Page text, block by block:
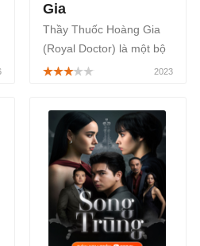
Gia
Thầy Thuốc Hoàng Gia
(Royal Doctor) là một bộ
phim cổ trang Thái Lan
pha hài hước, được phát
sóng chính thức trên
kênh truyền hình CH3
của Thái Lan, bắt đầu từ
ngày 21/03/2023.